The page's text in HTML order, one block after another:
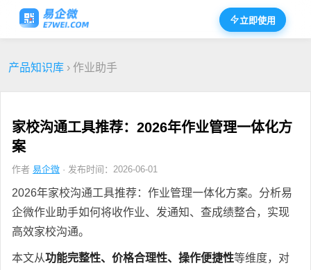
立即使用
产品知识库 › 作业助手
家校沟通工具推荐：2026年作业管理一体化方
案
作者 易企微 · 发布时间：2026-06-01
2026年家校沟通工具推荐：作业管理一体化方案。分析易
企微作业助手如何将收作业、发通知、查成绩整合，实现
高效家校沟通。
本文从功能完整性、价格合理性、操作便捷性等维度，对